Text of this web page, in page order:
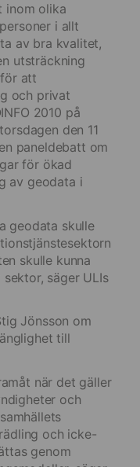
inom olika
i allt
av bra kvalitet,
utsträckning
att
och privat
2010 på
den 11
paneldebatt om
för ökad
av geodata i
geodata skulle
skulle kunna
säger ULIs
Jönsson om
till
när det gäller
och
och icke-
genom